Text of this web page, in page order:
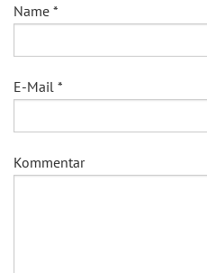
Name *
E-Mail *
Kommentar